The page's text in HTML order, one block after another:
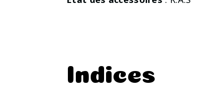
Indices